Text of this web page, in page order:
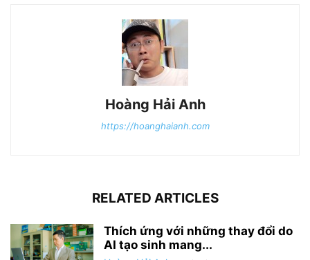
Hoàng Hải Anh
https://hoanghaianh.com
RELATED ARTICLES
Thích ứng với những thay đổi do
AI tạo sinh mang...